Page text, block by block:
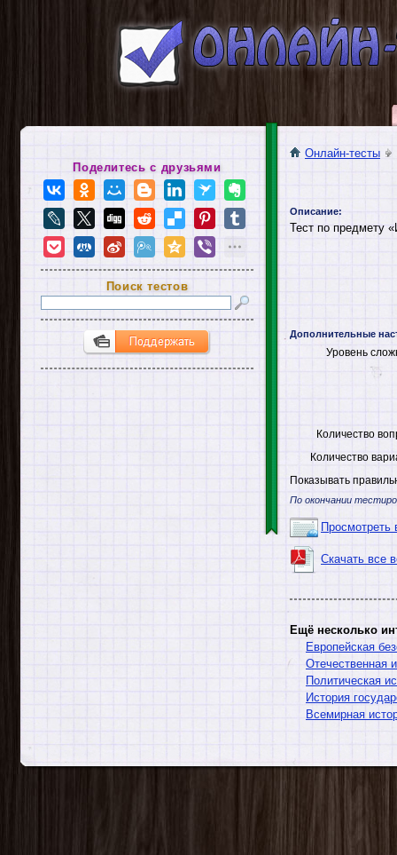
Онлайн-тесты
Описание:
Тест по предмету
Дополнительные
Уровень
Количество
Количество
Показывать
По окончании
Просмотреть
Скачать все
Ещё несколько
Европейская
Отечественная
Политическая
История
Всемирная
Поделитесь с друзьями
Поиск тестов